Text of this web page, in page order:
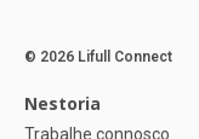
© 2026 Lifull Connect
Nestoria
Trabalhe connosco